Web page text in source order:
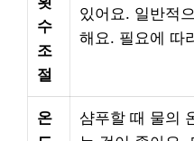
수
조
절
있어요. 일반적
해요. 필요에 따
온
샴푸할 때 물의